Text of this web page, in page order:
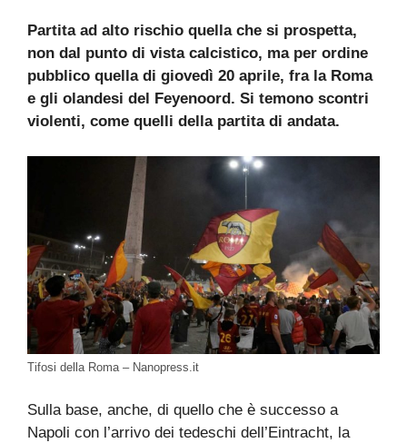
Partita ad alto rischio quella che si prospetta,
non dal punto di vista calcistico, ma per ordine
pubblico quella di giovedì 20 aprile, fra la Roma
e gli olandesi del Feyenoord. Si temono scontri
violenti, come quelli della partita di andata.
Tifosi della Roma – Nanopress.it
Sulla base, anche, di quello che è successo a
Napoli con l’arrivo dei tedeschi dell’Eintracht, la